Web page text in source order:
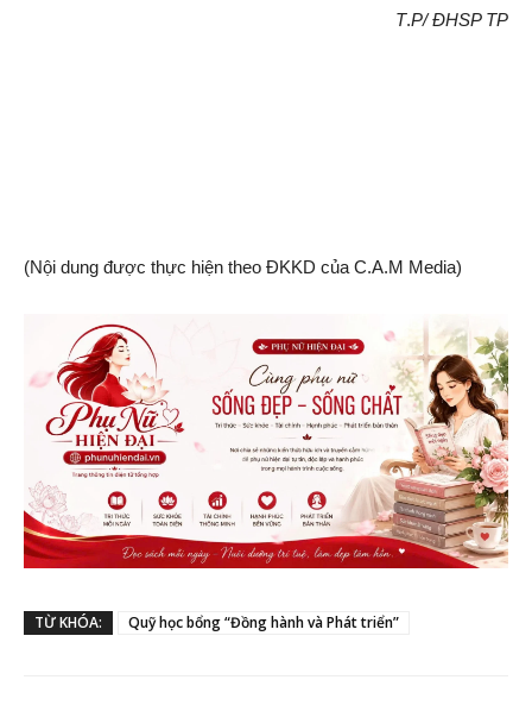
T.P/ ĐHSP TP
(Nội dung được thực hiện theo ĐKKD của C.A.M Media)
TỪ KHÓA: Quỹ học bổng “Đồng hành và Phát triển”